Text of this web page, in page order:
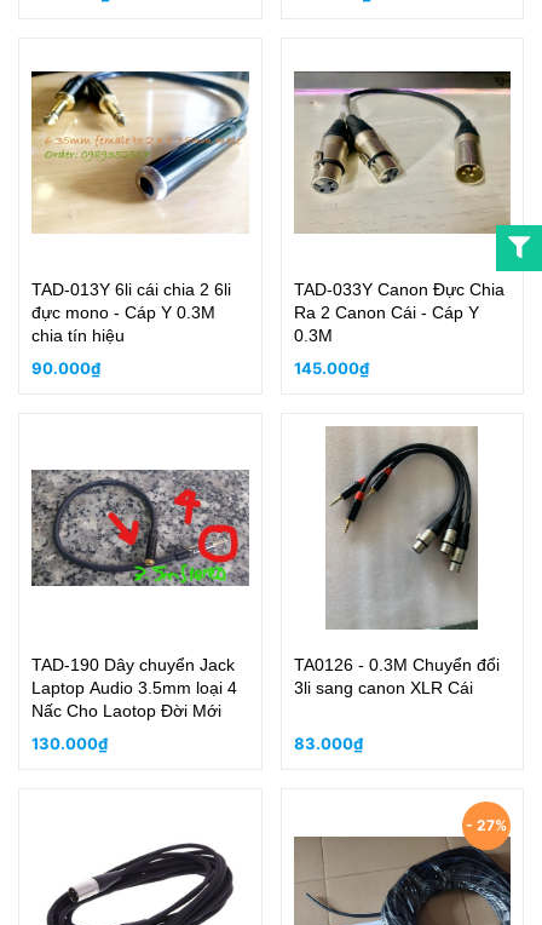
TAD-013Y 6li cái chia 2 6li
đực mono - Cáp Y 0.3M
chia tín hiệu
90.000₫
TAD-033Y Canon Đực Chia
Ra 2 Canon Cái - Cáp Y
0.3M
145.000₫
TAD-190 Dây chuyển Jack
Laptop Audio 3.5mm loại 4
Nấc Cho Laotop Đời Mới
130.000₫
TA0126 - 0.3M Chuyển đổi
3li sang canon XLR Cái
83.000₫
- 27%